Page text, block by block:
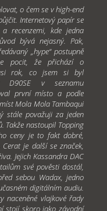
o čem se v high-end
Internetový papír se
recenzemi, kde jedna
bývá nejasný. Pak,
„hype“ postupně
pocit, že přichází o
rok, co jsem si byl
D90SE v seznamu
první místo a podle
Mola Mola Tambaqui
stále považuji za jeden
Takže nastoupil Topping
ceny je to fakt dobré,
je další se značek,
Jejich Kassandra DAC
své pověsti dostál,
sebou Wadax, jedno
digitálním audiu.
naceněné vlajkové řady
stojí skoro jako závodní